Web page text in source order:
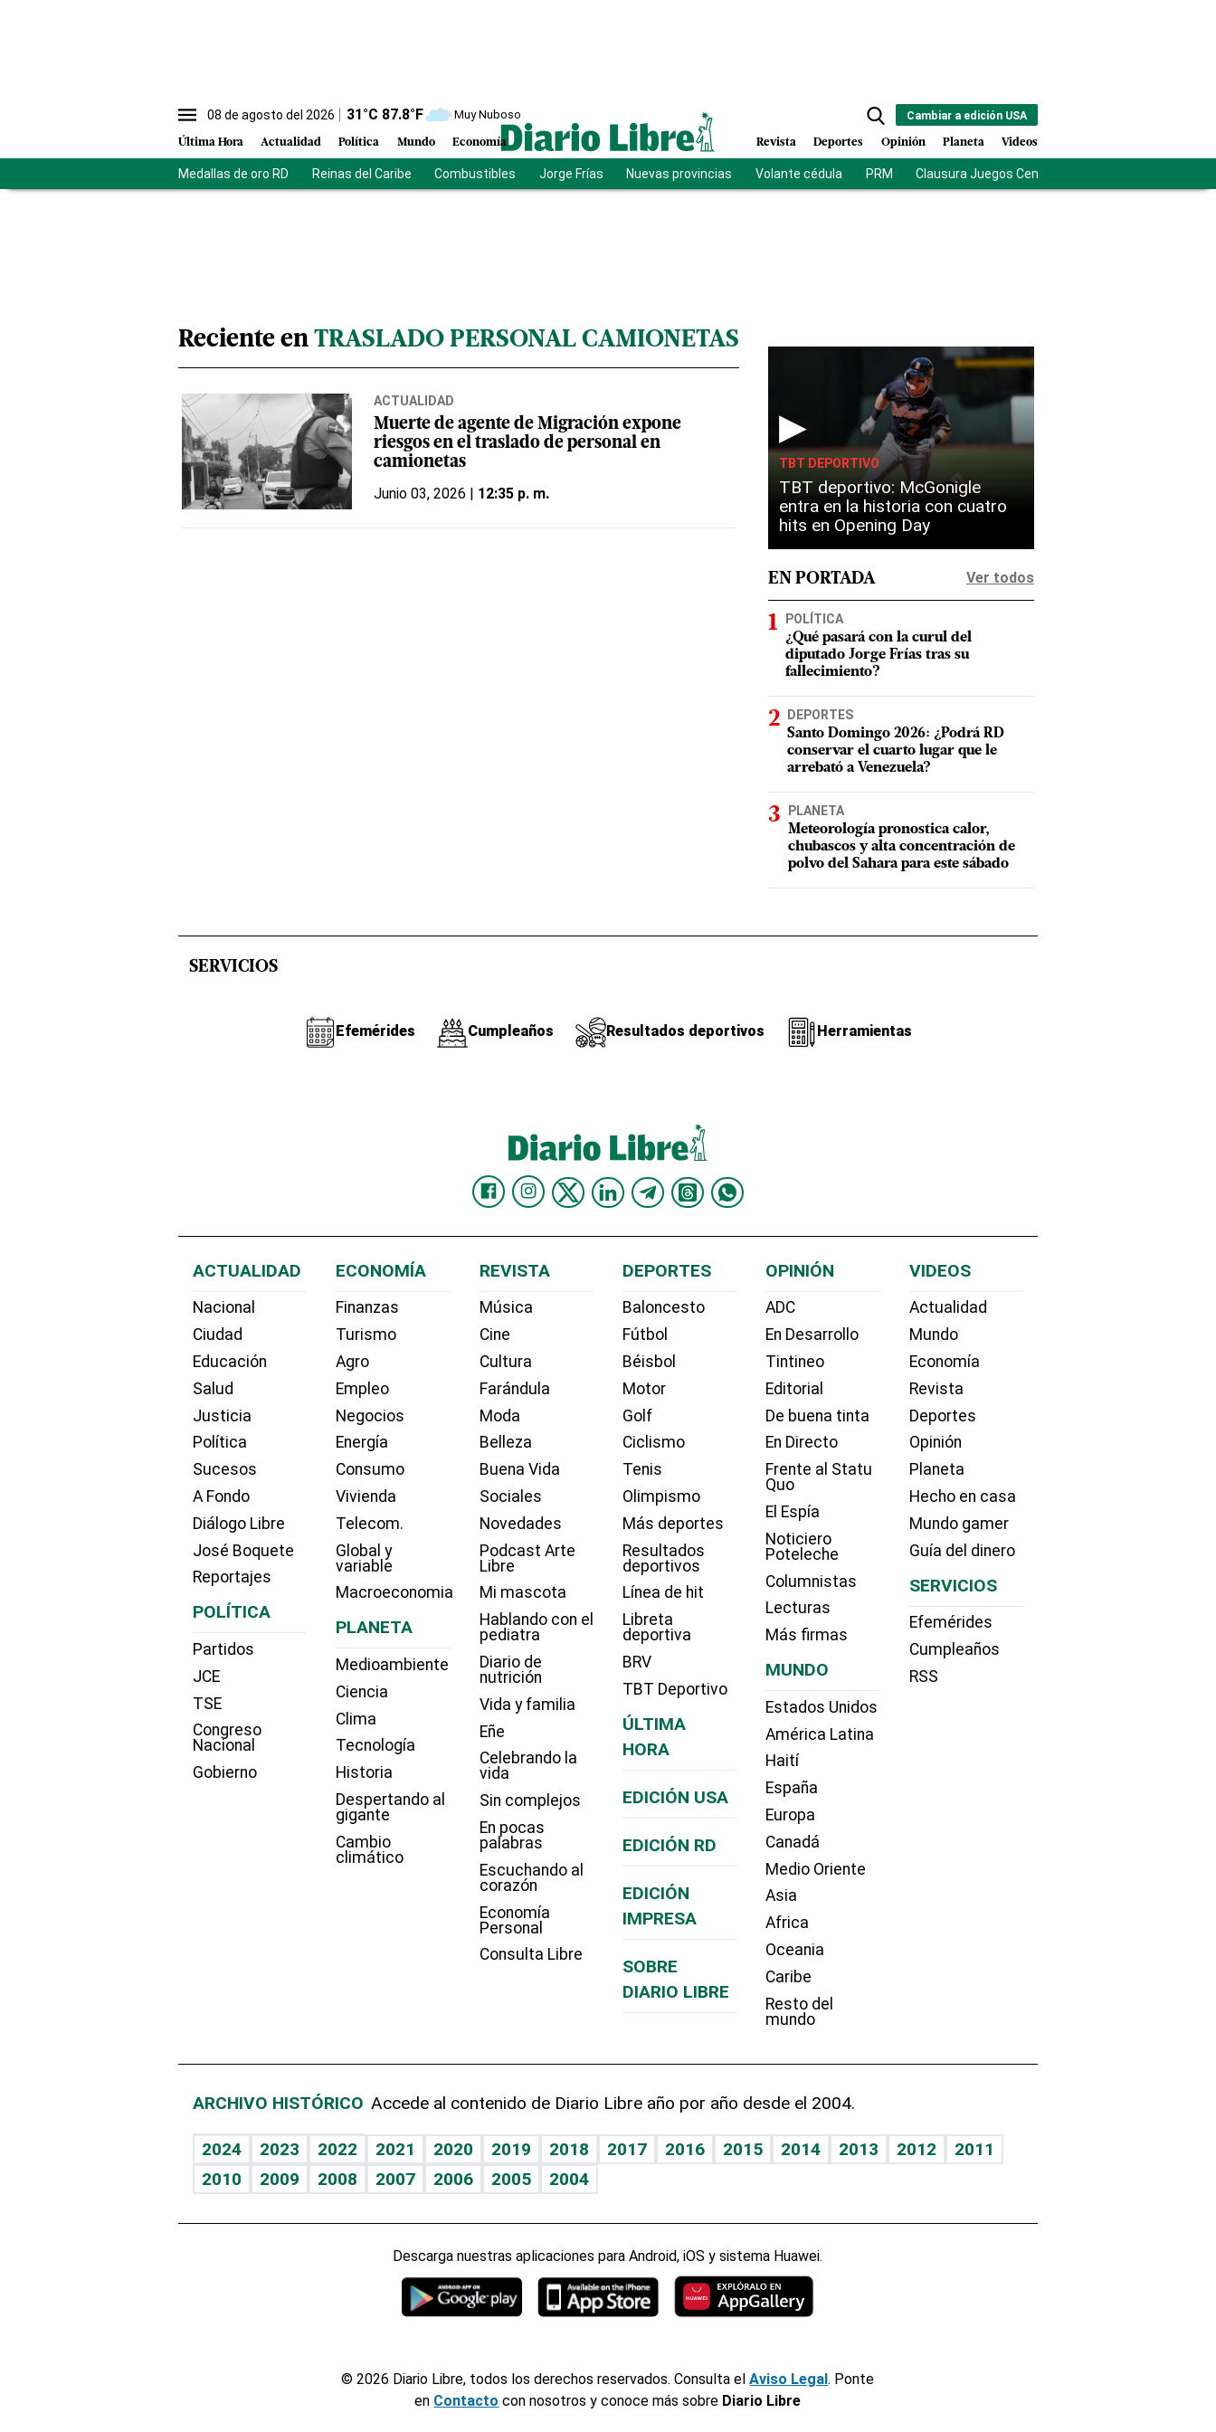
08 de agosto del 2026 31 °C 87.8°F Muy Nuboso
Última Hora Actualidad Política Mundo Economía
Cambiar a edición USA
Revista Deportes Opinión Planeta Videos
Medallas de oro RD Reinas del Caribe Combustibles Jorge Frías Nuevas provincias Volante cédula PRM Clausura Juegos Centroamericanos
Reciente en TRASLADO PERSONAL CAMIONETAS
ACTUALIDAD
Muerte de agente de Migración expone
riesgos en el traslado de personal en
camionetas
Junio 03, 2026 | 12:35 p. m.
▶
TBT DEPORTIVO
TBT deportivo: McGonigle
entra en la historia con cuatro
hits en Opening Day
EN PORTADA Ver todos
POLÍTICA
¿Qué pasará con la curul del
diputado Jorge Frías tras su
fallecimiento?
DEPORTES
Santo Domingo 2026: ¿Podrá RD
conservar el cuarto lugar que le
arrebató a Venezuela?
PLANETA
Meteorología pronostica calor,
chubascos y alta concentración de
polvo del Sahara para este sábado
SERVICIOS
Efemérides Cumpleaños Resultados deportivos Herramientas
ACTUALIDAD
Nacional
Ciudad
Educación
Salud
Justicia
Política
Sucesos
A Fondo
Diálogo Libre
José Boquete
Reportajes
POLÍTICA
Partidos
JCE
TSE
Congreso
Nacional
Gobierno
ECONOMÍA
Finanzas
Turismo
Agro
Empleo
Negocios
Energía
Consumo
Vivienda
Telecom.
Global y
variable
Macroeconomia
PLANETA
Medioambiente
Ciencia
Clima
Tecnología
Historia
Despertando al
gigante
Cambio
climático
REVISTA
Música
Cine
Cultura
Farándula
Moda
Belleza
Buena Vida
Sociales
Novedades
Podcast Arte
Libre
Mi mascota
Hablando con el
pediatra
Diario de
nutrición
Vida y familia
Eñe
Celebrando la
vida
Sin complejos
En pocas
palabras
Escuchando al
corazón
Economía
Personal
Consulta Libre
DEPORTES
Baloncesto
Fútbol
Béisbol
Motor
Golf
Ciclismo
Tenis
Olimpismo
Más deportes
Resultados
deportivos
Línea de hit
Libreta
deportiva
BRV
TBT Deportivo
ÚLTIMA
HORA
EDICIÓN USA
EDICIÓN RD
EDICIÓN
IMPRESA
SOBRE
DIARIO LIBRE
OPINIÓN
ADC
En Desarrollo
Tintineo
Editorial
De buena tinta
En Directo
Frente al Statu
Quo
El Espía
Noticiero
Poteleche
Columnistas
Lecturas
Más firmas
MUNDO
Estados Unidos
América Latina
Haití
España
Europa
Canadá
Medio Oriente
Asia
Africa
Oceania
Caribe
Resto del
mundo
VIDEOS
Actualidad
Mundo
Economía
Revista
Deportes
Opinión
Planeta
Hecho en casa
Mundo gamer
Guía del dinero
SERVICIOS
Efemérides
Cumpleaños
RSS
ARCHIVO HISTÓRICO Accede al contenido de Diario Libre año por año desde el 2004.
2024 2023 2022 2021 2020 2019 2018 2017 2016 2015 2014 2013 2012
2011
2010
2009 2008 2007 2006 2005 2004
Descarga nuestras aplicaciones para Android, iOS y sistema Huawei.
© 2026 Diario Libre, todos los derechos reservados. Consulta elAviso Legal. Ponte
en Contacto con nosotros y conoce más sobre Diario Libre